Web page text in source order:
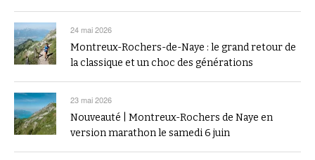
24 mai 2026
Montreux-Rochers-de-Naye : le grand retour de
la classique et un choc des générations
23 mai 2026
Nouveauté | Montreux-Rochers de Naye en
version marathon le samedi 6 juin